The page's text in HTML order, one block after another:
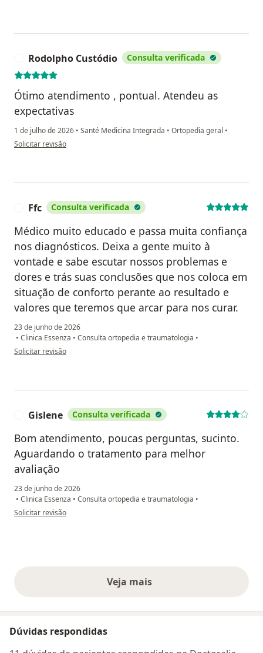
Rodolpho Custódio Consulta verificada
Ótimo atendimento , pontual. Atendeu as
expectativas
1 de julho de 2026 • Santé Medicina Integrada • Ortopedia geral •
na opinião do utilizador Rodolpho Custódio
Solicitar revisão
Ffc Consulta verificada
Médico muito educado e passa muita confiança
nos diagnósticos. Deixa a gente muito à
vontade e sabe escutar nossos problemas e
dores e trás suas conclusões que nos coloca em
situação de conforto perante ao resultado e
valores que teremos que arcar para nos curar.
23 de junho de 2026
• Clinica Essenza • Consulta ortopedia e traumatologia •
na opinião do utilizador Ffc
Solicitar revisão
Gislene Consulta verificada
Bom atendimento, poucas perguntas, sucinto.
Aguardando o tratamento para melhor
avaliação
23 de junho de 2026
• Clinica Essenza • Consulta ortopedia e traumatologia •
na opinião do utilizador Gislene
Solicitar revisão
Veja maisopiniões acima
Dúvidas respondidas